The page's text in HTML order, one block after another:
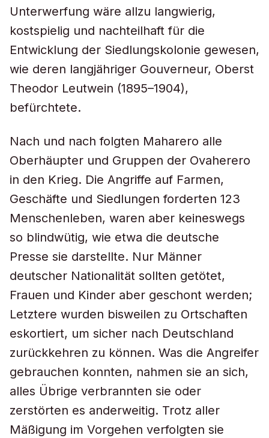
Unterwerfung wäre allzu langwierig,
kostspielig und nachteilhaft für die
Entwicklung der Siedlungskolonie gewesen,
wie deren langjähriger Gouverneur, Oberst
Theodor Leutwein (1895–1904),
befürchtete.
Nach und nach folgten Maharero alle
Oberhäupter und Gruppen der Ovaherero
in den Krieg. Die Angriffe auf Farmen,
Geschäfte und Siedlungen forderten 123
Menschenleben, waren aber keineswegs
so blindwütig, wie etwa die deutsche
Presse sie darstellte. Nur Männer
deutscher Nationalität sollten getötet,
Frauen und Kinder aber geschont werden;
Letztere wurden bisweilen zu Ortschaften
eskortiert, um sicher nach Deutschland
zurückkehren zu können. Was die Angreifer
gebrauchen konnten, nahmen sie an sich,
alles Übrige verbrannten sie oder
zerstörten es anderweitig. Trotz aller
Mäßigung im Vorgehen verfolgten sie